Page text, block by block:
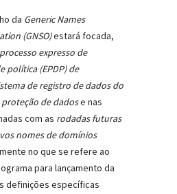
da Generic Names
(GNSO)estará focada,
processo expresso de
política (EPDP) de
de registro de dados do
proteção de dadose nas
com as rodadas futuras
nomes de domínios
no que se refere ao
para lançamento da
definições específicas